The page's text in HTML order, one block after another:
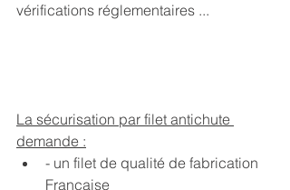
vérifications réglementaires ...
La sécurisation par filet antichute
demande :
- un filet de qualité de fabrication
Française